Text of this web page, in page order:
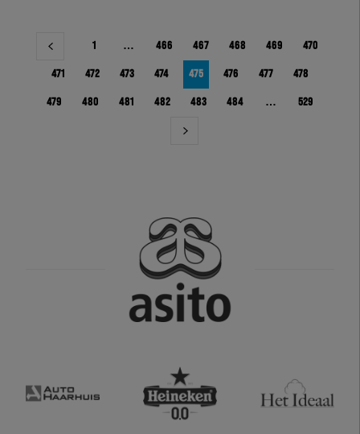
Berichtnavigatie
1 … 466 467 468 469 470
471 472 473 474 475 476 477 478
479 480 481 482 483 484 … 529